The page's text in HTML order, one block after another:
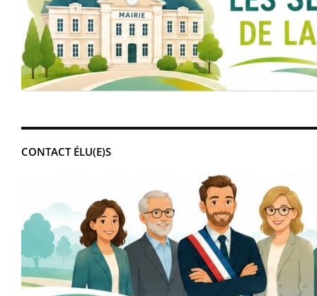
CONTACT ÉLU(E)S